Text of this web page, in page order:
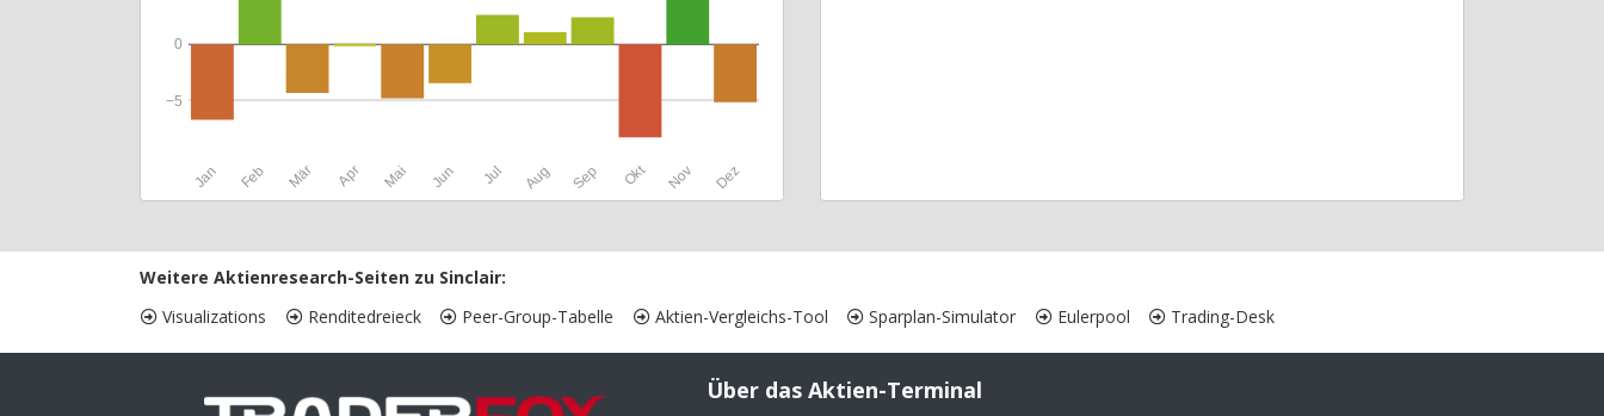
Jan Feb Mär Apr Mai Jun Jul Aug Sep Okt Nov Dez
−5
0
Weitere Aktienresearch-Seiten zu Sinclair:
Visualizations
Renditedreieck Peer-Group-Tabelle Aktien-Vergleichs-Tool Sparplan-Simulator Eulerpool Trading-Desk
Über das Aktien-Terminal